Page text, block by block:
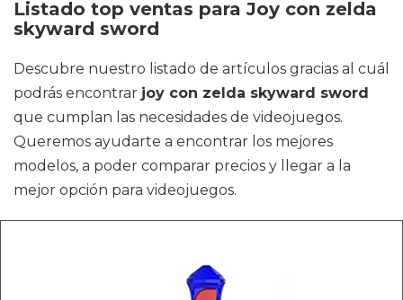
Listado top ventas para Joy con zelda
skyward sword
Descubre nuestro listado de artículos gracias al cuál
podrás encontrar joy con zelda skyward sword
que cumplan las necesidades de videojuegos.
Queremos ayudarte a encontrar los mejores
modelos, a poder comparar precios y llegar a la
mejor opción para videojuegos.